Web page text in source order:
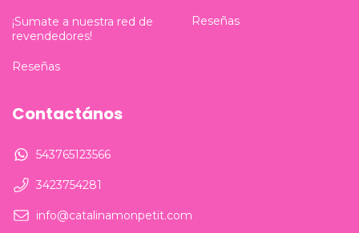
¡Sumate a nuestra red de
revendedores!
Reseñas
Reseñas
Contactános
543765123566
3423754281
info@catalinamonpetit.com